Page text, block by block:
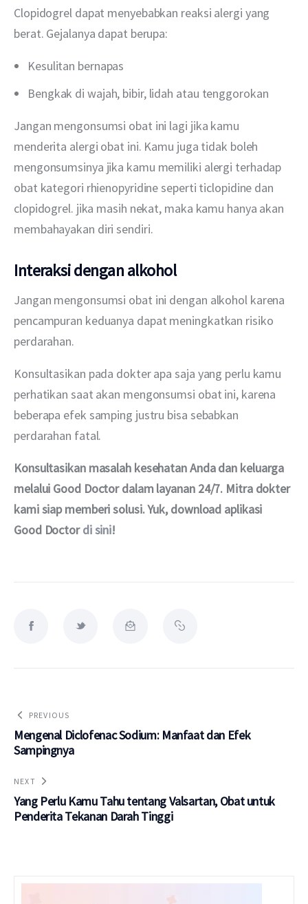
Clopidogrel dapat menyebabkan reaksi alergi yang
berat. Gejalanya dapat berupa:
Kesulitan bernapas
Bengkak di wajah, bibir, lidah atau tenggorokan
Jangan mengonsumsi obat ini lagi jika kamu
menderita alergi obat ini. Kamu juga tidak boleh
mengonsumsinya jika kamu memiliki alergi terhadap
obat kategori rhienopyridine seperti ticlopidine dan
clopidogrel. jika masih nekat, maka kamu hanya akan
membahayakan diri sendiri.
Interaksi dengan alkohol
Jangan mengonsumsi obat ini dengan alkohol karena
pencampuran keduanya dapat meningkatkan risiko
perdarahan.
Konsultasikan pada dokter apa saja yang perlu kamu
perhatikan saat akan mengonsumsi obat ini, karena
beberapa efek samping justru bisa sebabkan
perdarahan fatal.
Konsultasikan masalah kesehatan Anda dan keluarga
melalui Good Doctor dalam layanan 24/7. Mitra dokter
kami siap memberi solusi. Yuk, download aplikasi
Good Doctor di sini!
PREVIOUS
Mengenal Diclofenac Sodium: Manfaat dan Efek
Sampingnya
NEXT
Yang Perlu Kamu Tahu tentang Valsartan, Obat untuk
Penderita Tekanan Darah Tinggi